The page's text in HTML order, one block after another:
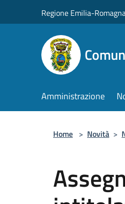
Regione Emilia-
Amministrazione
Home > Novità >